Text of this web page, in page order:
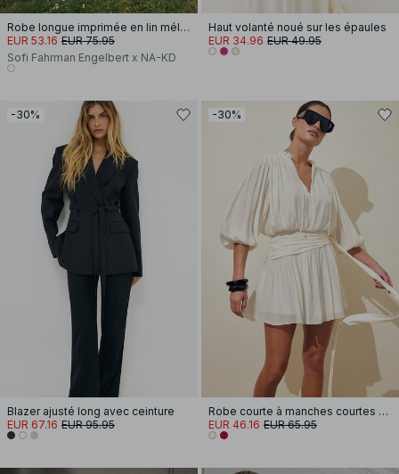
Robe longue imprimée en lin mélangé
EUR 53.16 EUR 75.95
Sofi Fahrman Engelbert x NA-KD
Haut volanté noué sur les épaules
EUR 34.96 EUR 49.95
-30%
Blazer ajusté long avec ceinture
EUR 67.16 EUR 95.95
-30%
Robe courte à manches courtes et taille nouée
EUR 46.16 EUR 65.95